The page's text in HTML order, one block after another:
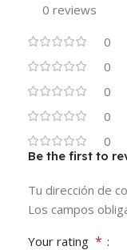
0 reviews
0
0
0
0
0
Be the first to
Tu dirección de
Los campos
Your rating *